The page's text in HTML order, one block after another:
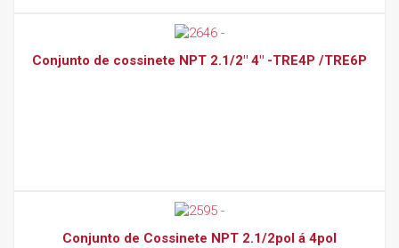
Conjunto de cossinete NPT 2.1/2" 4" -TRE4P /TRE6P
Conjunto de Cossinete NPT 2.1/2pol á 4pol